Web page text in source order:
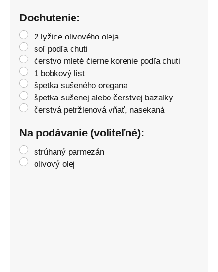
Dochutenie:
2 lyžice olivového oleja
soľ podľa chuti
čerstvo mleté čierne korenie podľa chuti
1 bobkový list
špetka sušeného oregana
špetka sušenej alebo čerstvej bazalky
čerstvá petržlenová vňať, nasekaná
Na podávanie (voliteľné):
strúhaný parmezán
olivový olej